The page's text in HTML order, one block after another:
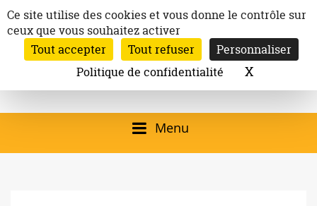
au
contenu
Ville de
Launaguet
Site officiel de la
Mairie de
Launaguet (31140)
qui présente la ville,
Inscription à la newsletter
Email:
Rechercher
Menu
Panneau de gestion des cookies
Ce site utilise des cookies et vous donne le contrôle sur
ceux que vous souhaitez activer
Tout accepter
Tout refuser
Personnaliser
Politique de confidentialité
XMasquer